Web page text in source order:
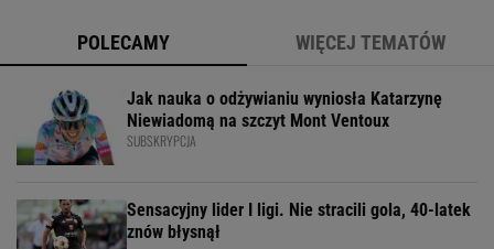
POLECAMY WIĘCEJ TEMATÓW
Jak nauka o odżywianiu wyniosła Katarzynę
Niewiadomą na szczyt Mont Ventoux
SUBSKRYPCJA
Sensacyjny lider I ligi. Nie stracili gola, 40-latek
znów błysnął